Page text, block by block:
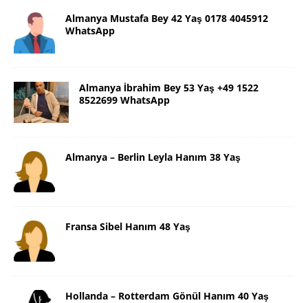
Almanya Mustafa Bey 42 Yaş 0178 4045912
WhatsApp
Almanya İbrahim Bey 53 Yaş +49 1522
8522699 WhatsApp
Almanya – Berlin Leyla Hanım 38 Yaş
Fransa Sibel Hanım 48 Yaş
Hollanda – Rotterdam Gönül Hanım 40 Yaş